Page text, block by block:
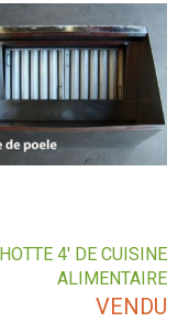
HOTTE 4′ DE CUISINE
ALIMENTAIRE
VENDU